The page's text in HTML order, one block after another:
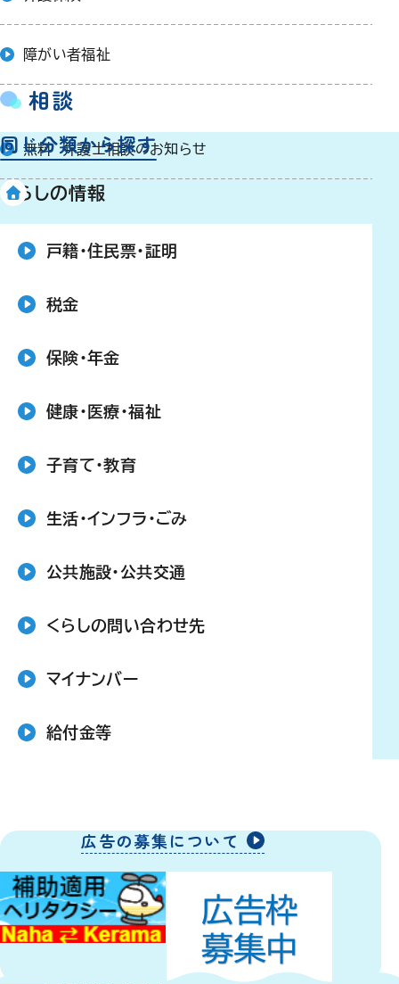
障がい者福祉
相談
無料 弁護士相談のお知らせ
同じ分類から探す
くらしの情報
戸籍・住民票・証明
税金
保険・年金
健康・医療・福祉
子育て・教育
生活・インフラ・ごみ
公共施設・公共交通
くらしの問い合わせ先
マイナンバー
給付金等
広告の募集について